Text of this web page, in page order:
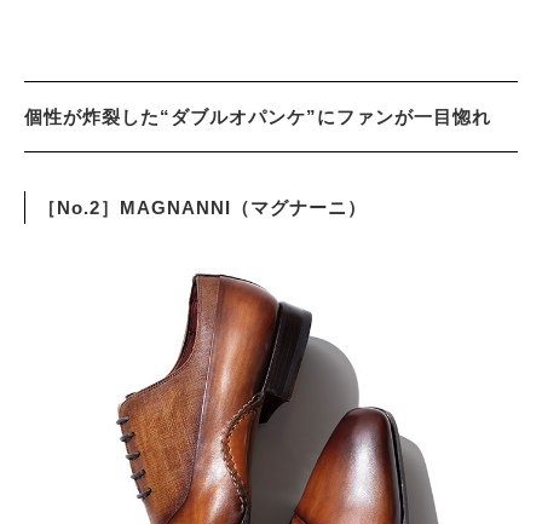
個性が炸裂した“ダブルオパンケ”にファンが一目惚れ
［No.2］MAGNANNI（マグナーニ）